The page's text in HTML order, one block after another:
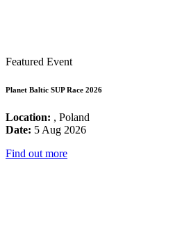
Featured Event
Planet Baltic SUP Race 2026
Location: , Poland
Date: 5 Aug 2026
Find out more